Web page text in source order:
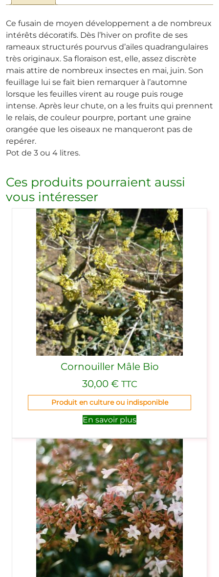
Ce fusain de moyen développement a de nombreux
intérêts décoratifs. Dès l’hiver on profite de ses
rameaux structurés pourvus d’ailes quadrangulaires
très originaux. Sa floraison est, elle, assez discrète
mais attire de nombreux insectes en mai, juin. Son
feuillage lui se fait bien remarquer à l’automne
lorsque les feuilles virent au rouge puis rouge
intense. Après leur chute, on a les fruits qui prennent
le relais, de couleur pourpre, portant une graine
orangée que les oiseaux ne manqueront pas de
repérer.
Pot de 3 ou 4 litres.
Ces produits pourraient aussi
vous intéresser
Cornouiller Mâle Bio
30,00 € TTC
Produit en culture ou indisponible
En savoir plus